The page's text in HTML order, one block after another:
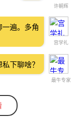
许朝辉
宫学礼
遍。多角
最牛专家
下聊啥？